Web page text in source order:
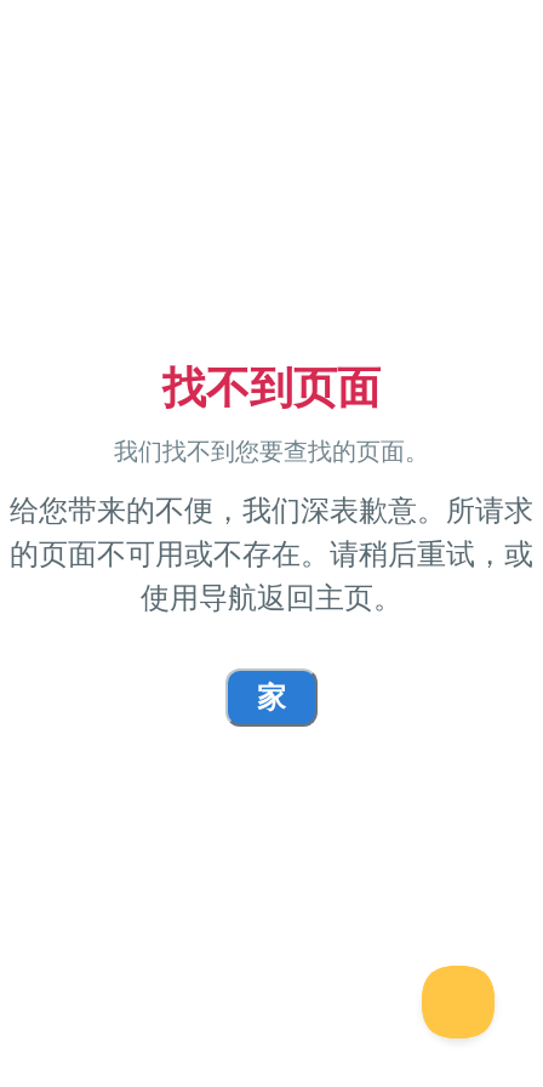
找不到页面
我们找不到您要查找的页面。
给您带来的不便，我们深表歉意。所请求
的页面不可用或不存在。请稍后重试，或
使用导航返回主页。
家